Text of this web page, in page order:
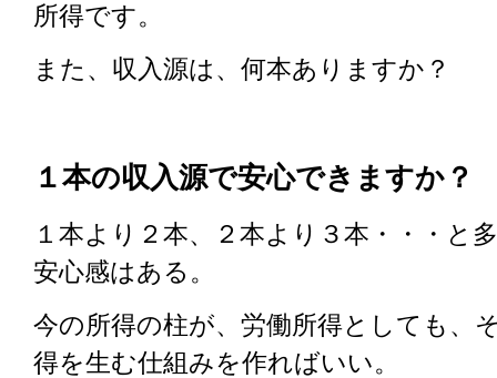
所得です。
また、収入源は、何本ありますか？
１本の収入源で安心できますか？
１本より２本、２本より３本・・・と
安心感はある。
今の所得の柱が、労働所得としても、
得を生む仕組みを作ればいい。